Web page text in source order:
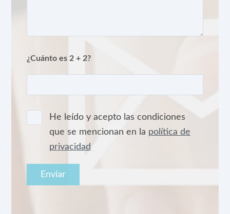
¿Cuánto es 2 + 2?
He leído y acepto las condiciones
que se mencionan en la política de
privacidad